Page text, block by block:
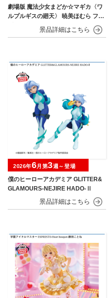
劇場版 魔法少女まどか☆マギカ〈ワ
ルプルギスの廻天〉 暁美ほむら フィ
僕のヒーローアカデミア GLITTER&
GLAMOURS-NEJIRE HADO-Ⅱ
2026年6月第3週～登場